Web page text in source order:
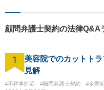
は、法的に建物の明渡しを実現し、
ト法律事務所と顧問契約を締結し
借人に対して建物明渡しの手続を実
た。 また、顧問弁護士が建物明渡し
況についても、A社から確認するこ
せて顧問弁護士が迅速に行うように
顧問弁護士契約の法律Q&A
1
美容院でのカットト
見解
#不祥事対応 #顧問弁護士契約 #企業